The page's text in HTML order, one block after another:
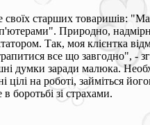
старших товаришів:
Природно,
Так, моя клієнтка
все що завгодно", -
думки заради малюка.
на роботі, займіться
боротьбі зі страхами.